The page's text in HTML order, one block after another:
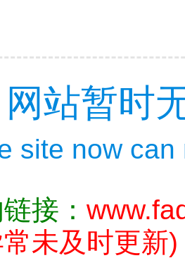
站暂时
site now
接：
未及时更新)